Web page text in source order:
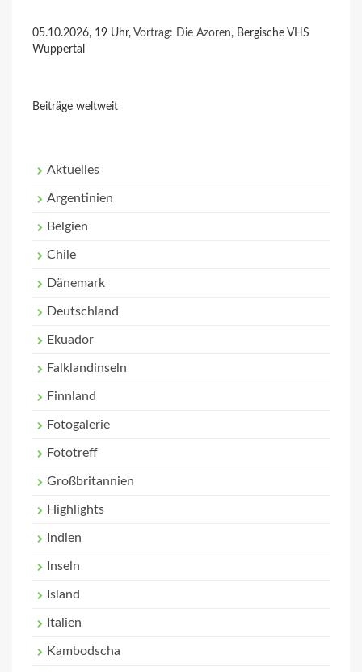
05.10.2026, 19 Uhr, Vortrag: Die Azoren, Bergische VHS
Wuppertal
Beiträge weltweit
Aktuelles
Argentinien
Belgien
Chile
Dänemark
Deutschland
Ekuador
Falklandinseln
Finnland
Fotogalerie
Fototreff
Großbritannien
Highlights
Indien
Inseln
Island
Italien
Kambodscha